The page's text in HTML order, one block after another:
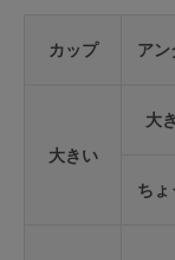
カップ アン
大きい
大
ちょ